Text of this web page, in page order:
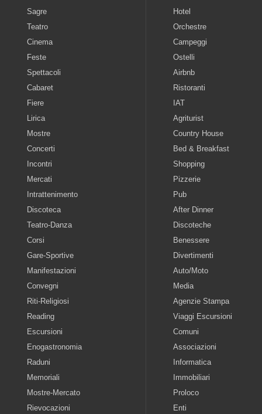
Sagre
Teatro
Cinema
Feste
Spettacoli
Cabaret
Fiere
Lirica
Mostre
Concerti
Incontri
Mercati
Intrattenimento
Discoteca
Teatro-Danza
Corsi
Gare-Sportive
Manifestazioni
Convegni
Riti-Religiosi
Reading
Escursioni
Enogastronomia
Raduni
Memoriali
Mostre-Mercato
Rievocazioni
Hotel
Orchestre
Campeggi
Ostelli
Airbnb
Ristoranti
IAT
Agriturist
Country House
Bed & Breakfast
Shopping
Pizzerie
Pub
After Dinner
Discoteche
Benessere
Divertimenti
Auto/Moto
Media
Agenzie Stampa
Viaggi Escursioni
Comuni
Associazioni
Informatica
Immobiliari
Proloco
Enti